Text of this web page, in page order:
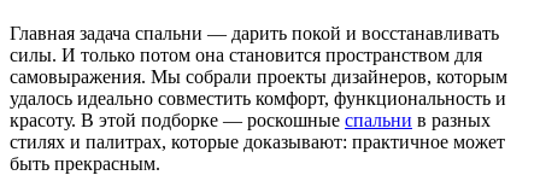
Главная задача спальни — дарить покой и восстанавливать
силы. И только потом она становится пространством для
самовыражения. Мы собрали проекты дизайнеров, которым
удалось идеально совместить комфорт, функциональность и
красоту. В этой подборке — роскошные спальни в разных
стилях и палитрах, которые доказывают: практичное может
быть прекрасным.